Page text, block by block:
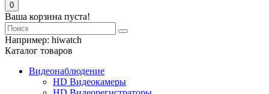
0
Ваша корзина пуста!
Например: hiwatch
Каталог товаров
Видеонаблюдение
HD Видеокамеры